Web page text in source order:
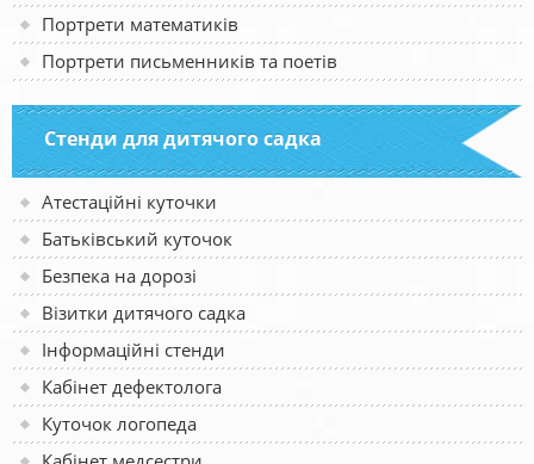
Портрети математиків
Портрети письменників та поетів
Стенди для дитячого садка
Атестаційні куточки
Батьківський куточок
Безпека на дорозі
Візитки дитячого садка
Інформаційні стенди
Кабінет дефектолога
Куточок логопеда